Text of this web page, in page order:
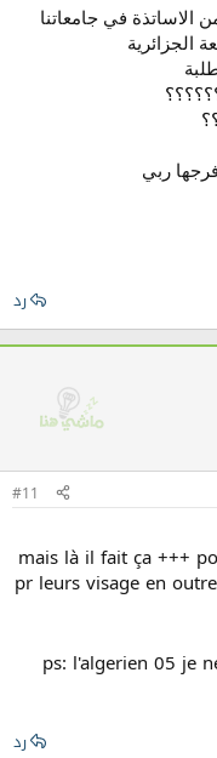
الاساتذة في جامعاتنا
الجزائرية
ربي
رد
#11
mais là il fait ça +++
pr leurs visage en
ps: l'algerien 05 je
رد